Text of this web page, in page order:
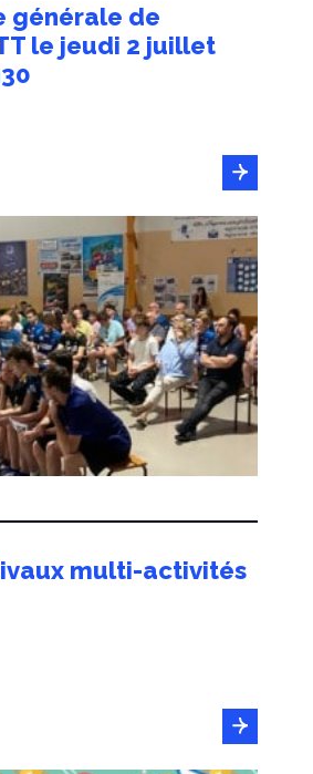
générale de
le jeudi 2 juillet
multi-activités